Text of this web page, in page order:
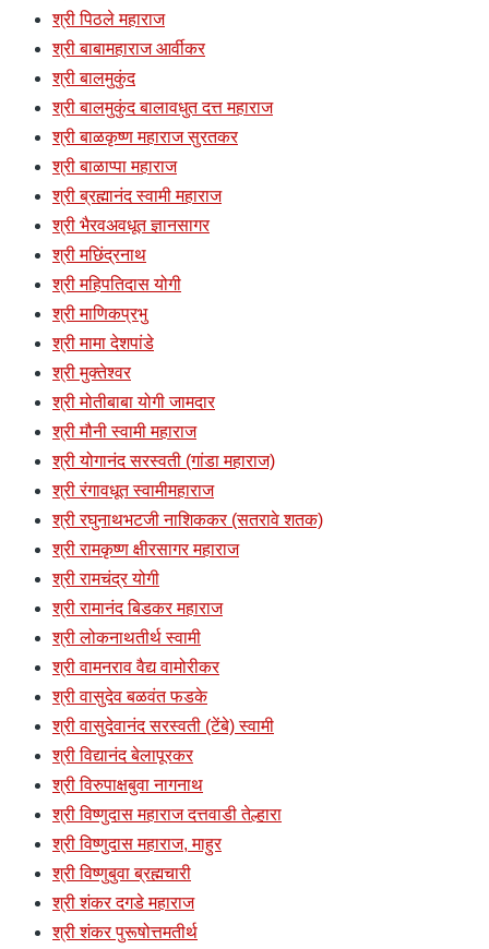
श्री पिठले महाराज
श्री बाबामहाराज आर्वीकर
श्री बालमुकुंद
श्री बालमुकुंद बालावधुत दत्त महाराज
श्री बाळकृष्ण महाराज सुरतकर
श्री बाळाप्पा महाराज
श्री ब्रह्मानंद स्वामी महाराज
श्री भैरवअवधूत ज्ञानसागर
श्री मछिंद्रनाथ
श्री महिपतिदास योगी
श्री माणिकप्रभु
श्री मामा देशपांडे
श्री मुक्तेश्वर
श्री मोतीबाबा योगी जामदार
श्री मौनी स्वामी महाराज
श्री योगानंद सरस्वती (गांडा महाराज)
श्री रंगावधूत स्वामीमहाराज
श्री रघुनाथभटजी नाशिककर (सतरावे शतक)
श्री रामकृष्ण क्षीरसागर महाराज
श्री रामचंद्र योगी
श्री रामानंद बिडकर महाराज
श्री लोकनाथतीर्थ स्वामी
श्री वामनराव वैद्य वामोरीकर
श्री वासुदेव बळवंत फडके
श्री वासुदेवानंद सरस्वती (टेंबे) स्वामी
श्री विद्यानंद बेलापूरकर
श्री विरुपाक्षबुवा नागनाथ
श्री विष्णुदास महाराज दत्तवाडी तेल्हारा
श्री विष्णुदास महाराज, माहुर
श्री विष्णुबुवा ब्रह्मचारी
श्री शंकर दगडे महाराज
श्री शंकर पुरूषोत्तमतीर्थ